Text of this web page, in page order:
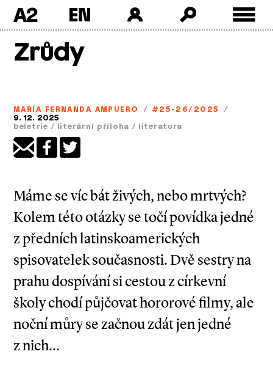
A2
Zrůdy
MARÍA FERNANDA AMPUERO / #25-26/2025
/
9. 12. 2025
beletrie / literární příloha / literatura
Máme se víc bát živých, nebo mrtvých?
Kolem této otázky se točí povídka jedné
z předních latinskoamerických
spisovatelek současnosti. Dvě sestry na
prahu dospívání si cestou z církevní
školy chodí půjčovat hororové filmy, ale
noční můry se začnou zdát jen jedné
z nich…